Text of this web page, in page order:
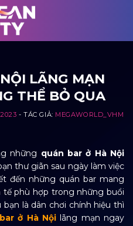
LÃNG MẠN
THỂ BỎ QUA
- TÁC GIẢ: MEGAWORLD_VHM
những quán bar ở Hà Nội
thư giãn sau ngày làm việc
đến những quán bar mang
phù hợp trong những buổi
là dân chơi chính hiệu thì
ở Hà Nội lãng mạn ngay